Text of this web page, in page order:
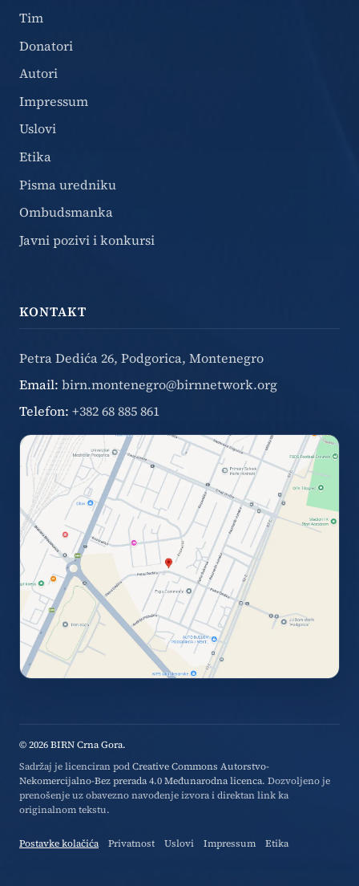
Tim
Donatori
Autori
Impressum
Uslovi
Etika
Pisma uredniku
Ombudsmanka
Javni pozivi i konkursi
KONTAKT
Petra Dedića 26, Podgorica, Montenegro
Email: birn.montenegro@birnnetwork.org
Telefon: +382 68 885 861
© 2026 BIRN Crna Gora.
Sadržaj je licenciran podCreative Commons Autorstvo-
Nekomercijalno-Bez prerada 4.0 Međunarodna licenca. Dozvoljeno je
prenošenje uz obavezno navođenje izvora i direktan link ka
originalnom tekstu.
Postavke kolačića Privatnost Uslovi Impressum Etika